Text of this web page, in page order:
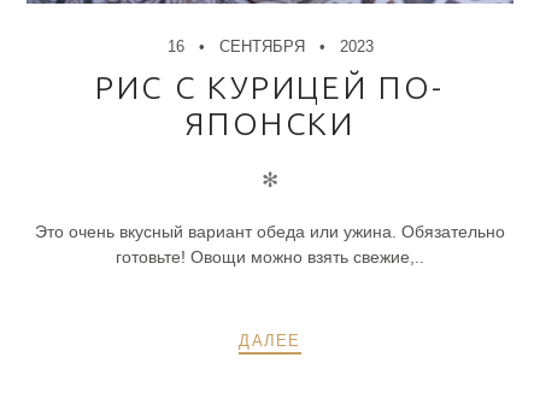
16 СЕНТЯБРЯ 2023
РИС С КУРИЦЕЙ ПО-
ЯПОНСКИ
✻
Это очень вкусный вариант обеда или ужина. Обязательно
готовьте! Овощи можно взять свежие,..
ДАЛЕЕ